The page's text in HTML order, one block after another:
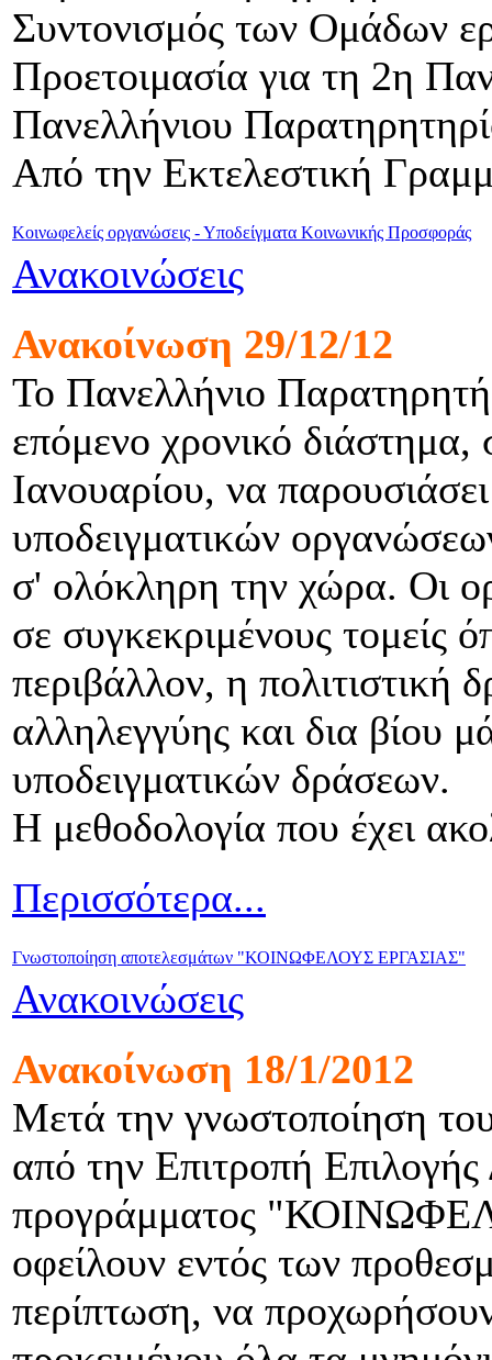
Συντονισμός των Ομάδων
Προετοιμασία για τη 2η
Πανελλήνιου
Από την Εκτελεστική
Κοινωφελείς οργανώσεις - Υποδείγματα Κοινωνικής Προσφοράς
Ανακοινώσεις
Ανακοίνωση 29/12/12
Το Πανελλήνιο
επόμενο χρονικό
Ιανουαρίου, να
υποδειγματικών
σ' ολόκληρη την χώρα. Οι
σε συγκεκριμένους τομείς
περιβάλλον, η πολιτιστική
αλληλεγγύης και δια βίου
υποδειγματικών δράσεων.
Η μεθοδολογία που έχει
Περισσότερα...
Γνωστοποίηση αποτελεσμάτων "ΚΟΙΝΩΦΕΛΟΥΣ ΕΡΓΑΣΙΑΣ"
Ανακοινώσεις
Ανακοίνωση 18/1/2012
Μετά την γνωστοποίηση
από την Επιτροπή Επιλογής
προγράμματος
οφείλουν εντός των
περίπτωση, να προχωρήσουν